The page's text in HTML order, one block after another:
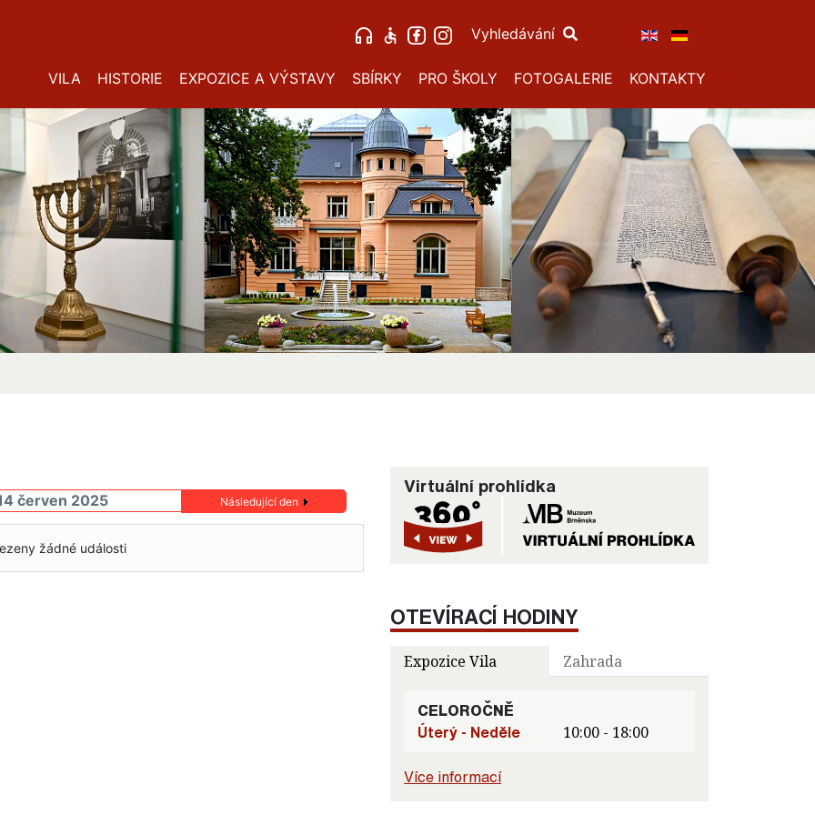
Vyhledávání
VILA HISTORIE EXPOZICE A VÝSTAVY SBÍRKY PRO ŠKOLY FOTOGALERIE KONTAKTY
červen 2025 Následující den
žádné události
Virtuální prohlídka
OTEVÍRACÍ HODINY
Expozice Vila Zahrada
CELOROČNĚ
Úterý - Neděle
10:00 - 18:00
Více informací